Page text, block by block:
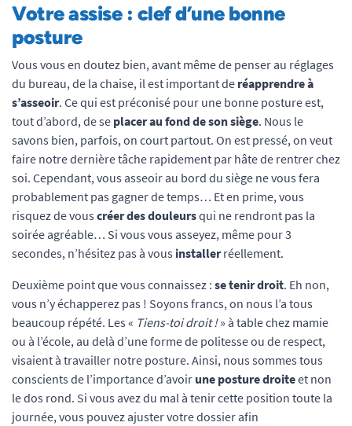
Votre assise : clef d’une bonne
posture
Vous vous en doutez bien, avant même de penser au réglages
du bureau, de la chaise, il est important de réapprendre à
s’asseoir. Ce qui est préconisé pour une bonne posture est,
tout d’abord, de se placer au fond de son siège. Nous le
savons bien, parfois, on court partout. On est pressé, on veut
faire notre dernière tâche rapidement par hâte de rentrer chez
soi. Cependant, vous asseoir au bord du siège ne vous fera
probablement pas gagner de temps… Et en prime, vous
risquez de vous créer des douleursqui ne rendront pas la
soirée agréable… Si vous vous asseyez, même pour 3
secondes, n’hésitez pas à vous installerréellement.
Deuxième point que vous connaissez : se tenir droit. Eh non,
vous n’y échapperez pas ! Soyons francs, on nous l’a tous
beaucoup répété. Les « Tiens-toi droit !» à table chez mamie
ou à l’école, au delà d’une forme de politesse ou de respect,
visaient à travailler notre posture. Ainsi, nous sommes tous
conscients de l’importance d’avoir une posture droiteet non
le dos rond. Si vous avez du mal à tenir cette position toute la
journée, vous pouvez ajuster votre dossier afin